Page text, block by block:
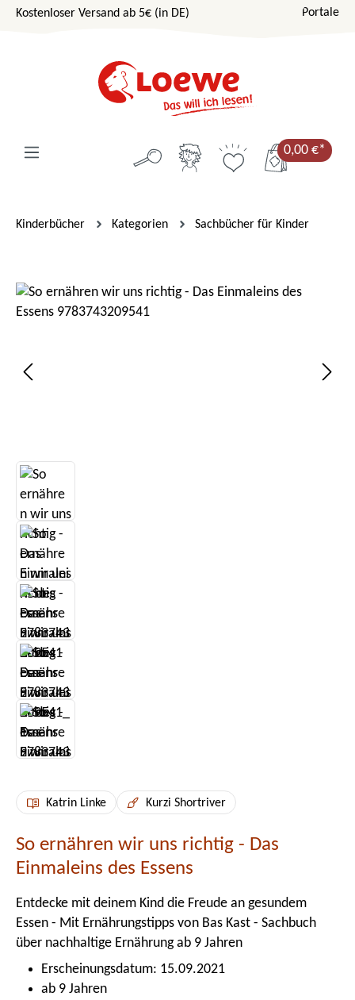
Zum Hauptinhalt springen
Kostenloser Versand ab 5€ (in DE) Portale
0,00 €*
Kinderbücher Kategorien Sachbücher für Kinder
Bildergalerie überspringen
Katrin Linke Kurzi Shortriver
So ernähren wir uns richtig - Das
Einmaleins des Essens
Entdecke mit deinem Kind die Freude an gesundem
Essen - Mit Ernährungstipps von Bas Kast - Sachbuch
über nachhaltige Ernährung ab 9 Jahren
Erscheinungsdatum: 15.09.2021
ab 9 Jahren